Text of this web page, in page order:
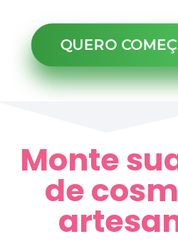
QUERO
Monte
de